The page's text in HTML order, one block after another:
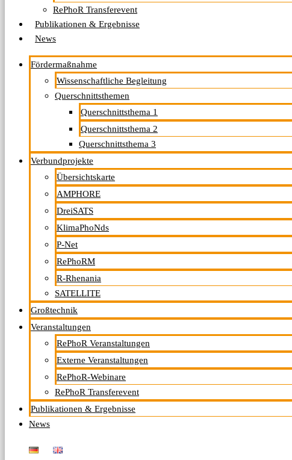
RePhoR Transferevent
Publikationen & Ergebnisse
News
Fördermaßnahme
Wissenschaftliche Begleitung
Querschnittsthemen
Querschnittsthema 1
Querschnittsthema 2
Querschnittsthema 3
Verbundprojekte
Übersichtskarte
AMPHORE
DreiSATS
KlimaPhoNds
P-Net
RePhoRM
R-Rhenania
SATELLITE
Großtechnik
Veranstaltungen
RePhoR Veranstaltungen
Externe Veranstaltungen
RePhoR-Webinare
RePhoR Transferevent
Publikationen & Ergebnisse
News